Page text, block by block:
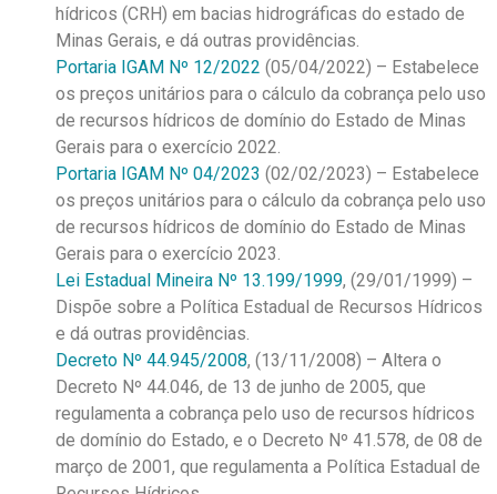
hídricos (CRH) em bacias hidrográficas do estado de
Minas Gerais, e dá outras providências.
Portaria IGAM Nº 12/2022 (05/04/2022) – Estabelece
os preços unitários para o cálculo da cobrança pelo uso
de recursos hídricos de domínio do Estado de Minas
Gerais para o exercício 2022.
Portaria IGAM Nº 04/2023 (02/02/2023) – Estabelece
os preços unitários para o cálculo da cobrança pelo uso
de recursos hídricos de domínio do Estado de Minas
Gerais para o exercício 2023.
Lei Estadual Mineira Nº 13.199/1999, (29/01/1999) –
Dispõe sobre a Política Estadual de Recursos Hídricos
e dá outras providências.
Decreto Nº 44.945/2008, (13/11/2008) – Altera o
Decreto Nº 44.046, de 13 de junho de 2005, que
regulamenta a cobrança pelo uso de recursos hídricos
de domínio do Estado, e o Decreto Nº 41.578, de 08 de
março de 2001, que regulamenta a Política Estadual de